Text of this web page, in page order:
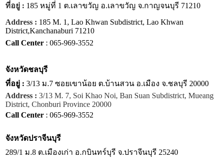
ที่อยู่ : 185 หมู่ที่ 1 ต.เลาขวัญ อ.เลาขวัญ จ.กาญจนบุรี 71210
Address : 185 M. 1, Lao Khwan Subdistrict, Lao Khwan
District,Kanchanaburi 71210
Call Center : 065-969-3552
จังหวัดชลบุรี
ที่อยู่ : 3/13 ม.7 ซอยเขาน้อย ต.บ้านสวน อ.เมือง จ.ชลบุรี 20000
Address : 3/13 M. 7, Soi Khao Noi, Ban Suan Subdistrict, Mueang
District, Chonburi Province 20000
Call Center : 065-969-3552
จังหวัดปราจีนบุรี
289/1 ม.8 ต.เมืองเก่า อ.กบินทร์บุรี จ.ปราจีนบุรี 25240